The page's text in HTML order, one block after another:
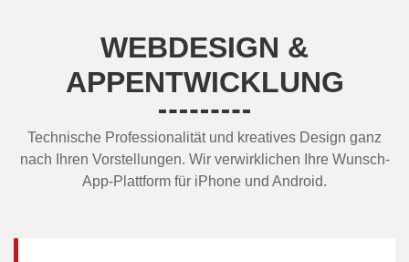
WEBDESIGN &
APPENTWICKLUNG
Technische Professionalität und kreatives Design ganz
nach Ihren Vorstellungen. Wir verwirklichen Ihre Wunsch-
App-Plattform für iPhone und Android.